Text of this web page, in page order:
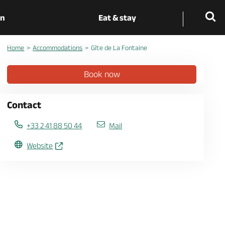
Eat & stay
Home Accommodations Gîte de La Fontaine
Book now
Contact
+33 2 41 88 50 44 Mail
Website